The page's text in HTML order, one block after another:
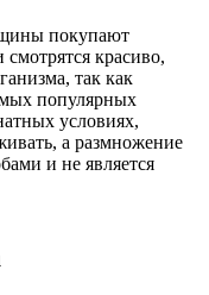
покупают
красиво,
так как
популярных
условиях,
а размножение
и не является